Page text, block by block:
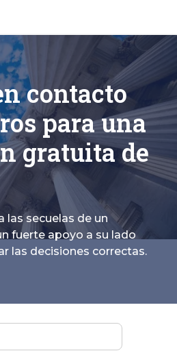
contacto
para una
gratuita de
las secuelas de un
fuerte apoyo a su lado
las decisiones correctas.